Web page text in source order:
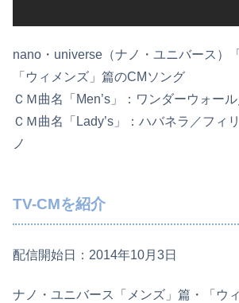
nano・universe（ナノ・ユニバース）
「ウィメンズ」篇のCMソング
ＣＭ曲名「Men’s」：ワンダーウォー
ＣＭ曲名「Lady’s」：ハバネラ／フィ
ノ
TV-CMを紹介
配信開始日：2014年10月3日
ナノ・ユニバース「メンズ」篇・「ウ